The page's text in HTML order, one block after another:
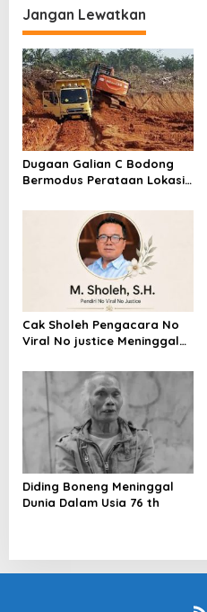
Jangan Lewatkan
Dugaan Galian C Bodong
Bermodus Perataan Lokasi
Riau Akan Tinjauan Lokasi
Cak Sholeh Pengacara No
Viral No justice Meninggal
Diding Boneng Meninggal
Dunia Dalam Usia 76 th